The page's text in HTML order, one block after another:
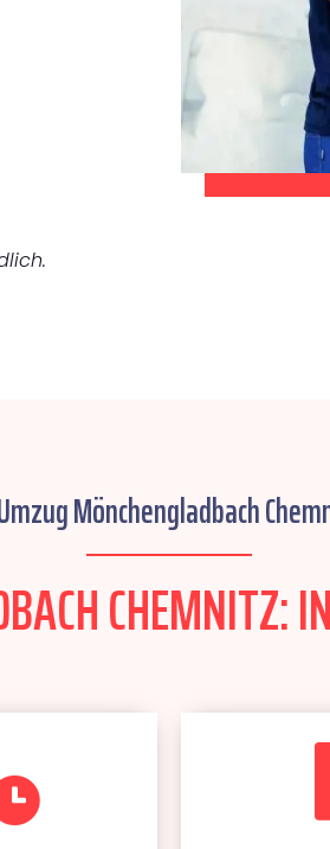
Mönchengladbach
CHEMNITZ: